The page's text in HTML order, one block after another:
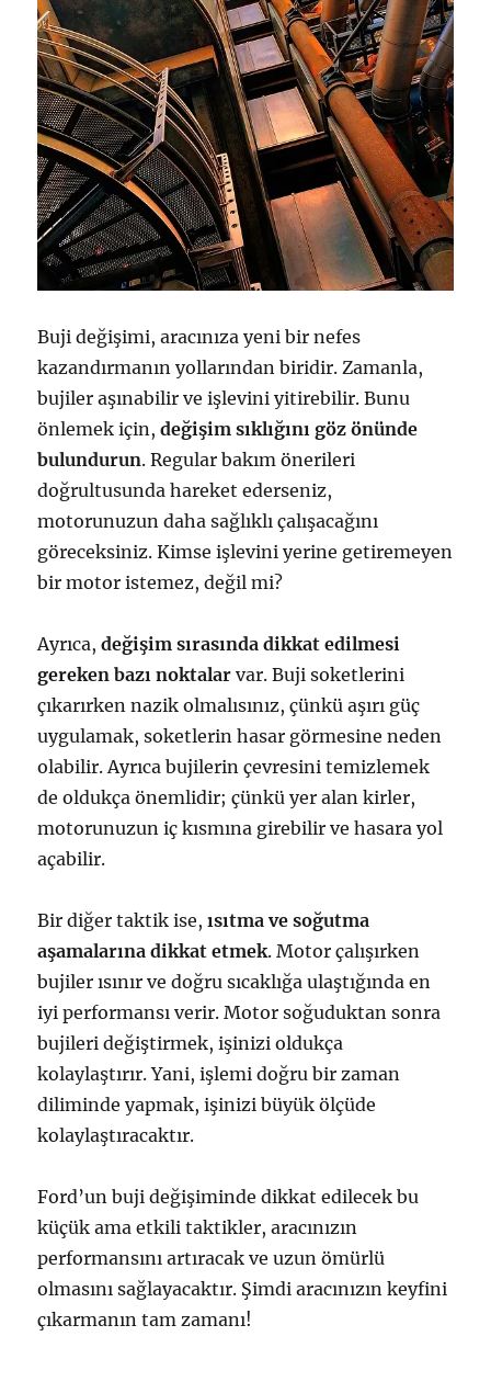
Buji değişimi, aracınıza yeni bir nefes
kazandırmanın yollarından biridir. Zamanla,
bujiler aşınabilir ve işlevini yitirebilir. Bunu
önlemek için,değişim sıklığını göz önünde
bulundurun. Regular bakım önerileri
doğrultusunda hareket ederseniz,
motorunuzun daha sağlıklı çalışacağını
göreceksiniz. Kimse işlevini yerine getiremeyen
bir motor istemez, değil mi?
Ayrıca,değişim sırasında dikkat edilmesi
gereken bazı noktalar var. Buji soketlerini
çıkarırken nazik olmalısınız, çünkü aşırı güç
uygulamak, soketlerin hasar görmesine neden
olabilir. Ayrıca bujilerin çevresini temizlemek
de oldukça önemlidir; çünkü yer alan kirler,
motorunuzun iç kısmına girebilir ve hasara yol
açabilir.
Bir diğer taktik ise,ısıtma ve soğutma
aşamalarına dikkat etmek. Motor çalışırken
bujiler ısınır ve doğru sıcaklığa ulaştığında en
iyi performansı verir. Motor soğuduktan sonra
bujileri değiştirmek, işinizi oldukça
kolaylaştırır. Yani, işlemi doğru bir zaman
diliminde yapmak, işinizi büyük ölçüde
kolaylaştıracaktır.
Ford’un buji değişiminde dikkat edilecek bu
küçük ama etkili taktikler, aracınızın
performansını artıracak ve uzun ömürlü
olmasını sağlayacaktır. Şimdi aracınızın keyfini
çıkarmanın tam zamanı!